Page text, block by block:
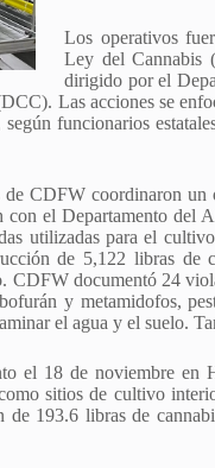
Los operativos
Ley del Cannabis
dirigido por el
Las acciones se
funcionarios
CDFW coordinaron un
el Departamento del
utilizadas para el
de 5,122 libras de
CDFW documentó 24
y metamidofos,
el agua y el suelo.
el 18 de noviembre en
sitios de cultivo
193.6 libras de